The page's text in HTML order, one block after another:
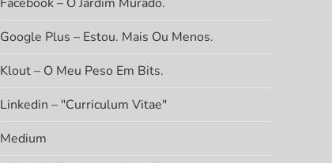
Google Plus – Estou. Mais Ou Menos.
Klout – O Meu Peso Em Bits.
Linkedin – "Curriculum Vitae"
Medium